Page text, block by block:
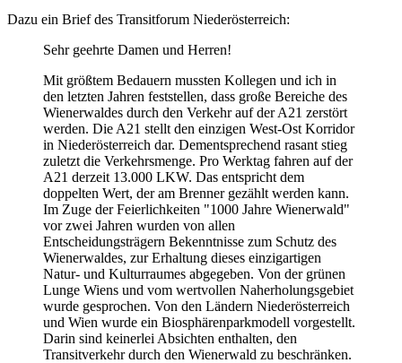
Dazu ein Brief des Transitforum Niederösterreich:
Sehr geehrte Damen und Herren!
Mit größtem Bedauern mussten Kollegen und ich in
den letzten Jahren feststellen, dass große Bereiche des
Wienerwaldes durch den Verkehr auf der A21 zerstört
werden. Die A21 stellt den einzigen West-Ost Korridor
in Niederösterreich dar. Dementsprechend rasant stieg
zuletzt die Verkehrsmenge. Pro Werktag fahren auf der
A21 derzeit 13.000 LKW. Das entspricht dem
doppelten Wert, der am Brenner gezählt werden kann.
Im Zuge der Feierlichkeiten "1000 Jahre Wienerwald"
vor zwei Jahren wurden von allen
Entscheidungsträgern Bekenntnisse zum Schutz des
Wienerwaldes, zur Erhaltung dieses einzigartigen
Natur- und Kulturraumes abgegeben. Von der grünen
Lunge Wiens und vom wertvollen Naherholungsgebiet
wurde gesprochen. Von den Ländern Niederösterreich
und Wien wurde ein Biosphärenparkmodell vorgestellt.
Darin sind keinerlei Absichten enthalten, den
Transitverkehr durch den Wienerwald zu beschränken.